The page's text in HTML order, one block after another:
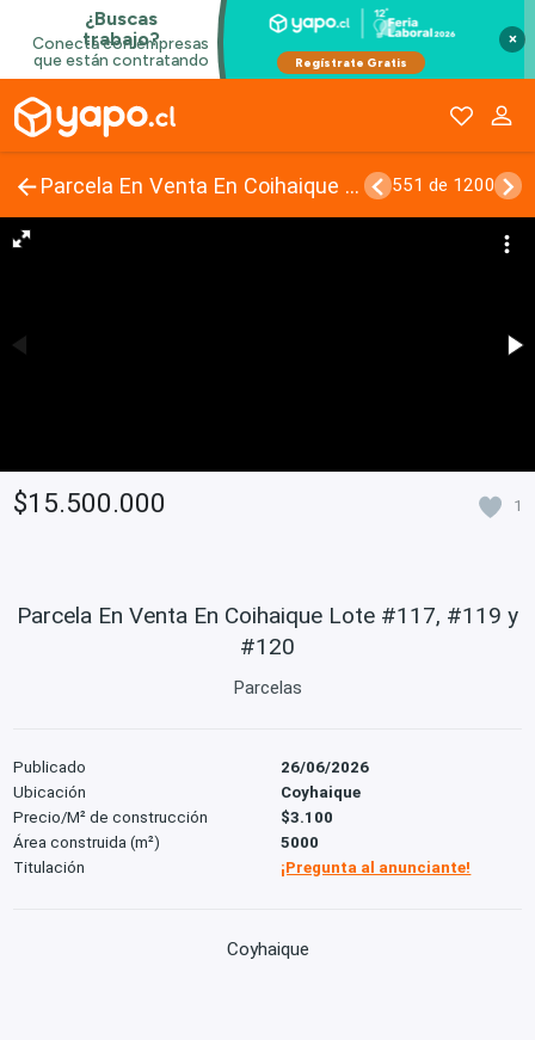
×
Parcela En Venta En Coihaique Lote #117, #119 y #120 551 de 1200
$15.500.000 1
Parcela En Venta En Coihaique Lote #117, #119 y
#120
Parcelas
Publicado
26/06/2026
Ubicación
Coyhaique
Precio/M² de construcción
$3.100
Área construida (m²)
5000
Titulación
¡Pregunta al anunciante!
Coyhaique